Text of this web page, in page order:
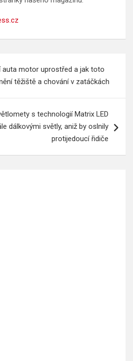
motor uprostřed a jak toto
těžiště a chování v zatáčkách
s technologií Matrix LED
dálkovými světly, aniž by oslnily
protijedoucí řidiče